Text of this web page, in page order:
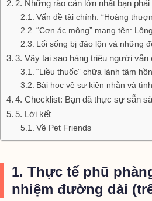
2. Những rào cản lớn nhất bạn
Vấn đề tài chính: “Hoàng
“Cơn ác mộng” mang tên:
Lối sống bị đảo lộn và những
3. Vậy tại sao hàng triệu người vẫn
“Liều thuốc” chữa lành tâm hồn
Bài học về sự kiên nhẫn và
4. Checklist: Bạn đã thực sự sẵn
5. Lời kết
Về Pet Friends
1. Thực tế phũ
nhiệm đường dài